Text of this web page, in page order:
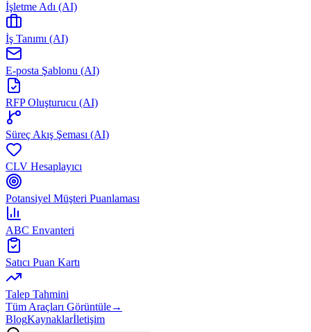
İşletme Adı (AI)
İş Tanımı (AI)
E-posta Şablonu (AI)
RFP Oluşturucu (AI)
Süreç Akış Şeması (AI)
CLV Hesaplayıcı
Potansiyel Müşteri Puanlaması
ABC Envanteri
Satıcı Puan Kartı
Talep Tahmini
Tüm Araçları Görüntüle→
BlogKaynaklarİletişim